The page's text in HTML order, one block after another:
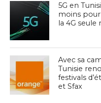
5G en
moins pour
la 4G seule
Avec sa
Tunisie
festivals
et Sfax